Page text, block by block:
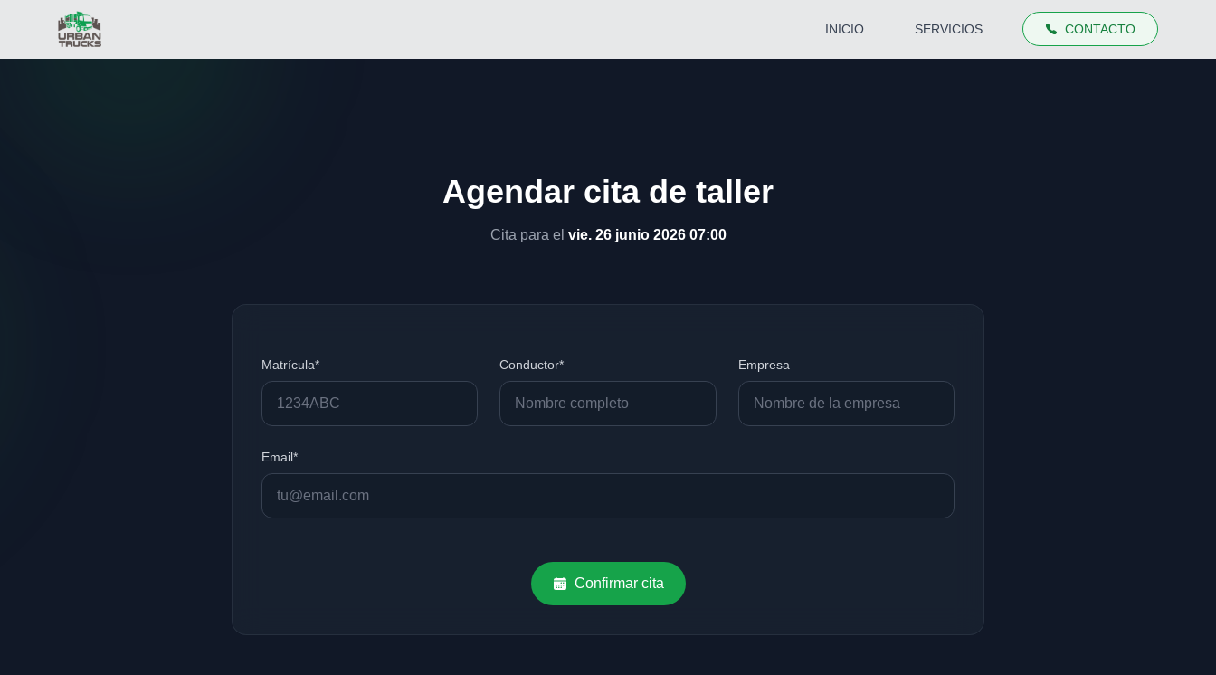
INICIO SERVICIOS CONTACTO
Agendar cita de taller
Cita para el vie. 26 junio 2026 07:00
Matrícula* Conductor* Empresa
Email*
Confirmar cita